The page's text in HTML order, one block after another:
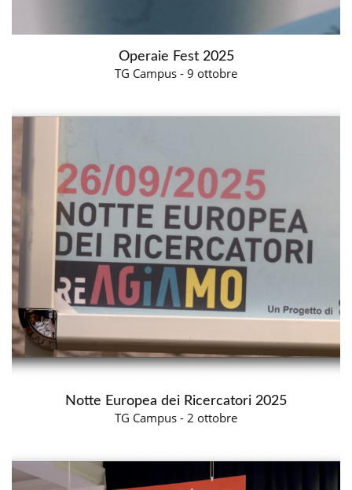
Operaie Fest 2025
TG Campus - 9 ottobre
Notte Europea dei Ricercatori 2025
TG Campus - 2 ottobre